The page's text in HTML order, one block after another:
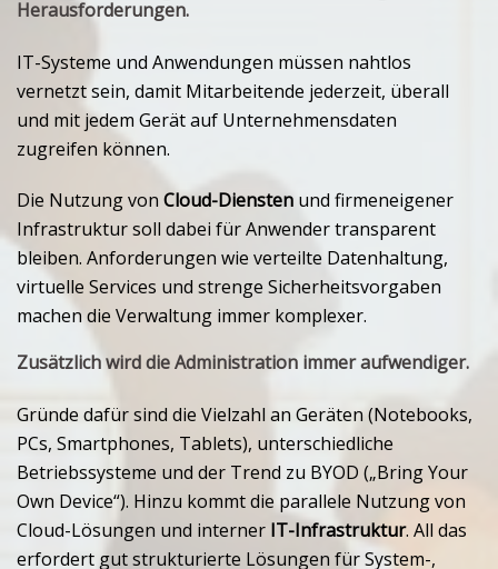
Herausforderungen.
IT-Systeme und Anwendungen müssen nahtlos
vernetzt sein, damit Mitarbeitende jederzeit, überall
und mit jedem Gerät auf Unternehmensdaten
zugreifen können.
Die Nutzung von Cloud-Diensten und firmeneigener
Infrastruktur soll dabei für Anwender transparent
bleiben. Anforderungen wie verteilte Datenhaltung,
virtuelle Services und strenge Sicherheitsvorgaben
machen die Verwaltung immer komplexer.
Zusätzlich wird die Administration immer aufwendiger.
Gründe dafür sind die Vielzahl an Geräten (Notebooks,
PCs, Smartphones, Tablets), unterschiedliche
Betriebssysteme und der Trend zu BYOD („Bring Your
Own Device“). Hinzu kommt die parallele Nutzung von
Cloud-Lösungen und interner IT-Infrastruktur. All das
erfordert gut strukturierte Lösungen für System-,